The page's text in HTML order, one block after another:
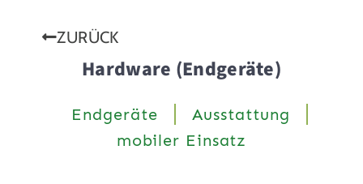
ZURÜCK
Hardware (Endgeräte)
Endgeräte
Ausstattung
mobiler Einsatz